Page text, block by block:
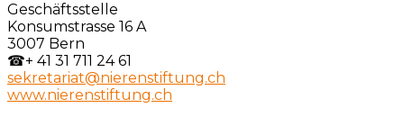
Geschäftsstelle
Konsumstrasse 16 A
3007 Bern
☎+ 41 31 711 24 61
sekretariat@nierenstiftung.ch
www.nierenstiftung.ch